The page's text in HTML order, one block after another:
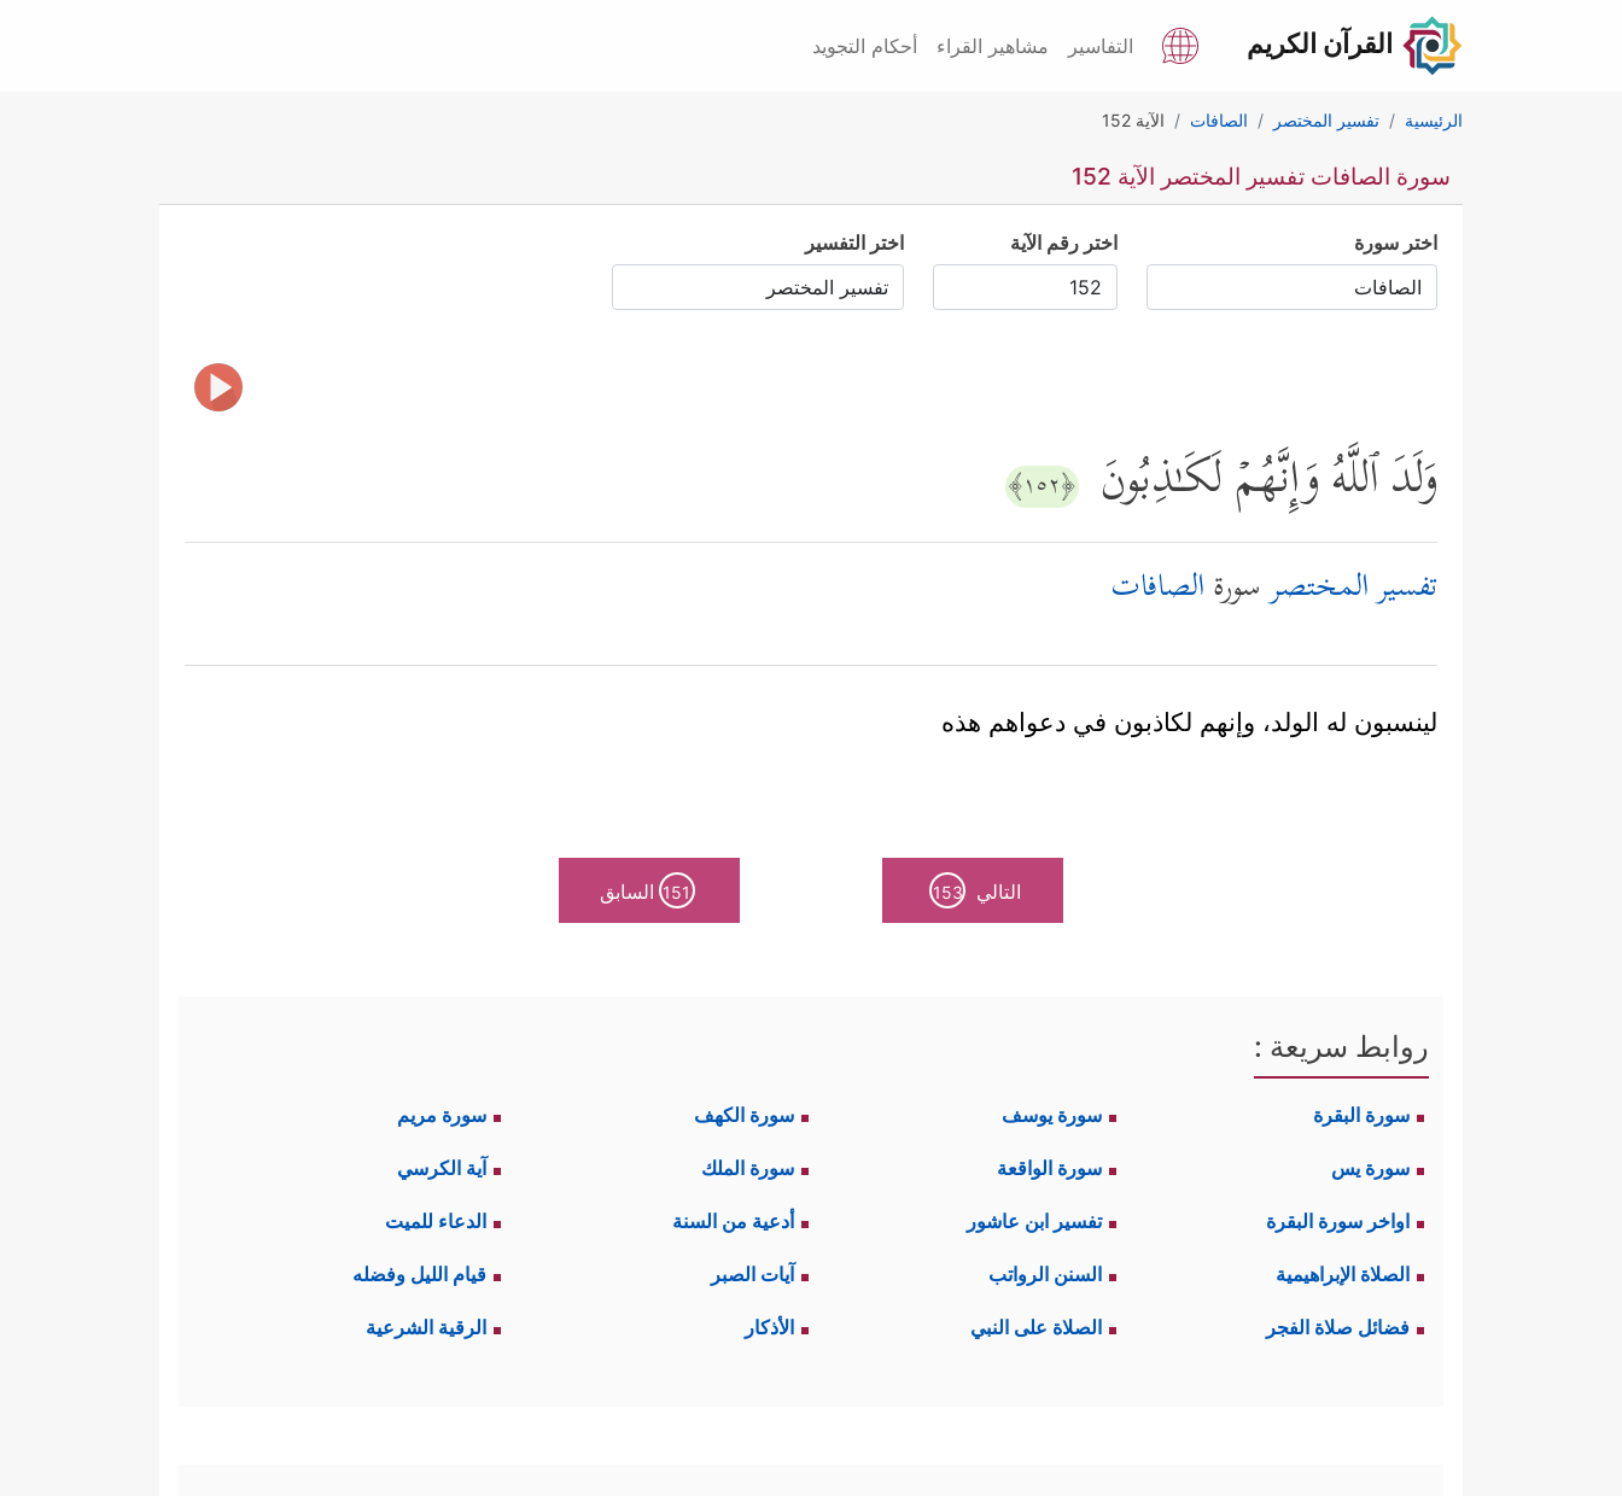
القرآن الكريم التفاسير مشاهير القراء أحكام التجويد
الرئيسية تفسير المختصر الصافات الآية 152
سورة الصافات تفسير المختصر الآية 152
اختر سورة اختر رقم الآية اختر التفسير
وَلَدَ ٱللَّهُ وَإِنَّهُمۡ لَكَـٰذِبُونَ ﴿١٥٢﴾
تفسير المختصرسورةالصافات
لينسبون له الولد، وإنهم لكاذبون في دعواهم هذه
التالي 153
151 السابق
روابط سريعة :
سورة البقرة سورة يوسف سورة الكهف سورة مريم
سورة يس سورة الواقعة سورة الملك آية الكرسي
اواخر سورة البقرة تفسير ابن عاشور أدعية من السنة الدعاء للميت
الصلاة الإبراهيمية السنن الرواتب آيات الصبر قيام الليل وفضله
فضائل صلاة الفجر الصلاة على النبي الأذكار الرقية الشرعية